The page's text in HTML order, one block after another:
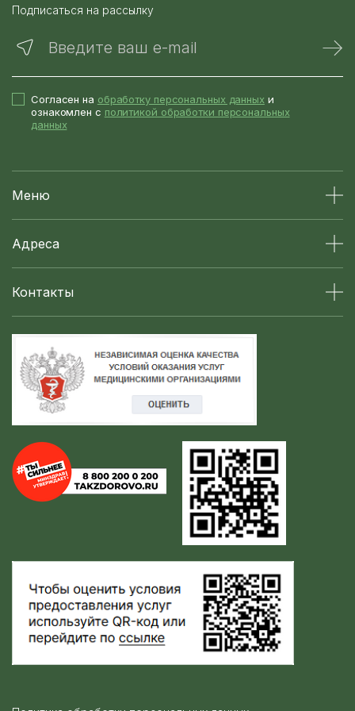
Подписаться на рассылку
Введите ваш e-mail
Согласен на обработку персональных данных и
ознакомлен с политикой обработки персональных
данных
Меню
Адреса
Контакты